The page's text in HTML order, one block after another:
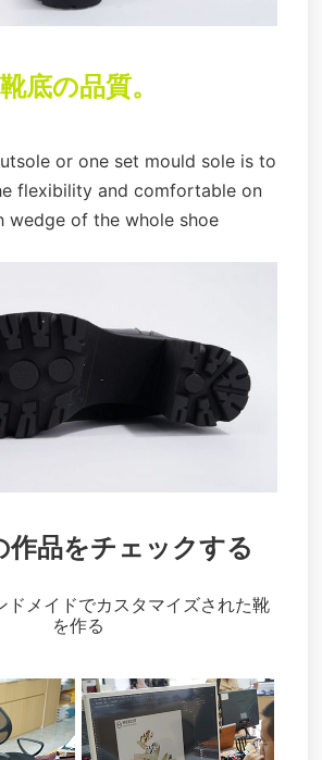
靴底の品質。
or one set mould sole is to
flexibility and comfortable on
wedge of the whole shoe
作品をチェックする
ドメイドでカスタマイズされた靴
を作る